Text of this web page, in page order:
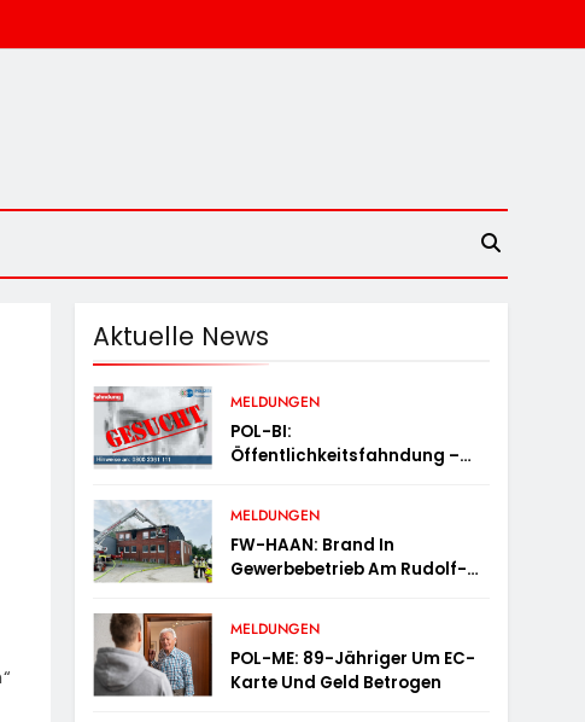
Aktuelle News
MELDUNGEN
POL-BI:
Öffentlichkeitsfahndung –
MELDUNGEN
FW-HAAN: Brand In
Gewerbebetrieb Am Rudolf-
Brandbekämpfung Verhindert
Ausbreitung
MELDUNGEN
POL-ME: 89-Jähriger Um EC-
Karte Und Geld Betrogen